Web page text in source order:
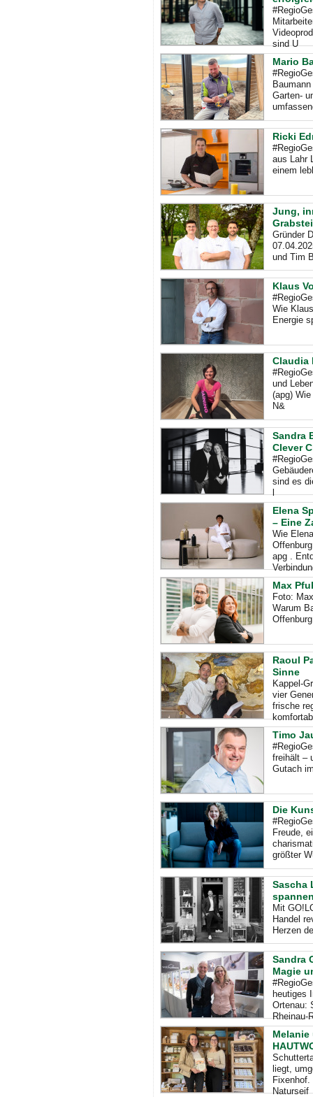
sind U
Mario
Garten-
Ricki
aus Lahr
einem
Jung,
Gründer
und Tim
Klaus
Wie
Energie
Claudia
und
(apg)
N&
Sandra
Clever
sind es
l
Elena
– Eine
Wie
apg .
Max
Foto:
Warum
Raoul
Sinne
Kappel-
vier
frische
Timo
freihält –
Gutach
Die
Freude,
größter
Sascha
Mit
Handel
Herzen
Sandra
Magie
heutiges
Ortenau:
Rheinau-
Melanie
liegt,
Naturseif